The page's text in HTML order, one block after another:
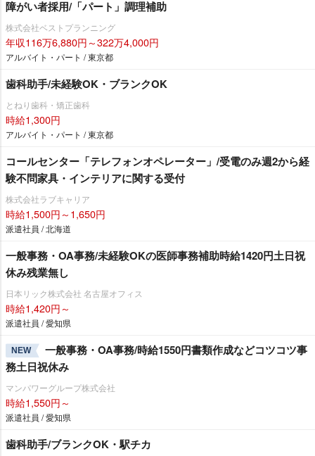
障がい者採用/「パート」調理補助
株式会社ベストプランニング
年収116万6,880円～322万4,000円
アルバイト・パート / 東京都
歯科助手/未経験OK・ブランクOK
とねり歯科・矯正歯科
時給1,300円
アルバイト・パート / 東京都
コールセンター「テレフォンオペレーター」/受電のみ週2から経
験不問家具・インテリアに関する受付
株式会社ラブキャリア
時給1,500円～1,650円
派遣社員 / 北海道
一般事務・OA事務/未経験OKの医師事務補助時給1420円土日祝
休み残業無し
日本リック株式会社 名古屋オフィス
時給1,420円～
派遣社員 / 愛知県
NEW
一般事務・OA事務/時給1550円書類作成などコツコツ事
務土日祝休み
マンパワーグループ株式会社
時給1,550円～
派遣社員 / 愛知県
歯科助手/ブランクOK・駅チカ